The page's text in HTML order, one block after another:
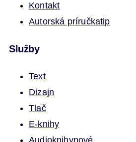
Kontakt
Autorská príručkatip
Služby
Text
Dizajn
Tlač
E-knihy